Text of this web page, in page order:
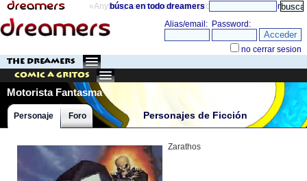
«Anything can happen and it probably will» directorio
búsca en todo dreamers
THE DREAMERS
Comic a Gritos
Motorista Fantasma
Personajes de Ficción
Personaje Foro
Zarathos